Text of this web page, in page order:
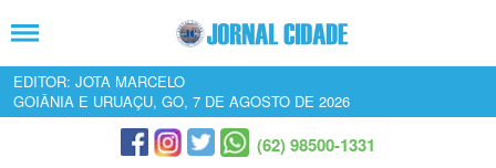
EDITOR: JOTA MARCELO
GOIÂNIA E URUAÇU, GO, 7 DE AGOSTO DE 2026
(62) 98500-1331